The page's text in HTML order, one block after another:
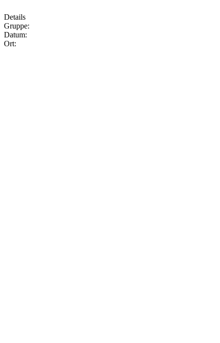
Details
Gruppe:
Datum:
Ort: